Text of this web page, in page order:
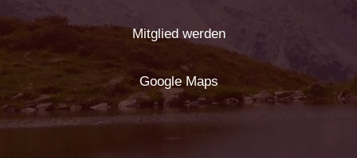
Mitglied werden
Google Maps